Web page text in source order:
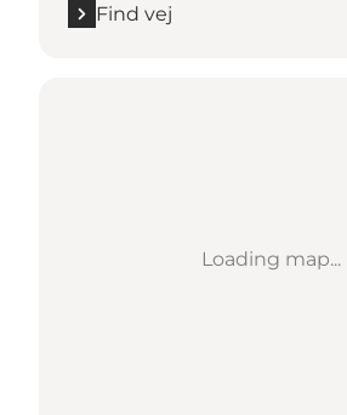
Find vej
Loading map...